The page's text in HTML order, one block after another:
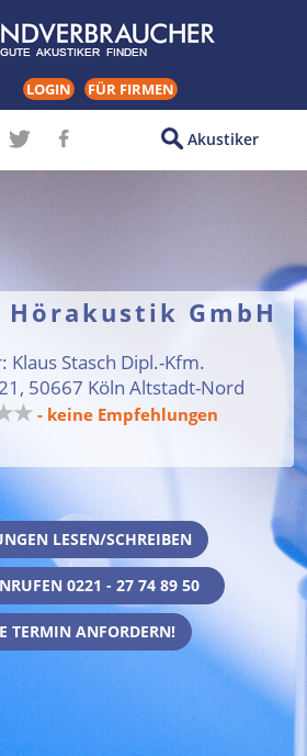
LOGIN FÜR FIRMEN
Akustiker
GmbH
Klaus Stasch Dipl.-Kfm.
50667 Köln Altstadt-Nord
- keine Empfehlungen
LESEN/SCHREIBEN
0221 - 27 74 89 50
TERMIN ANFORDERN!